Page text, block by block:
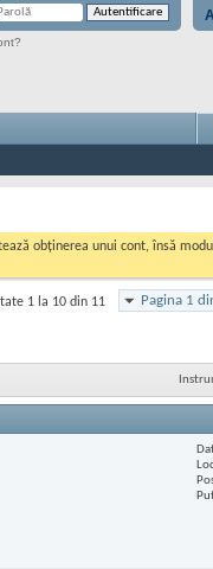
obținerea unui cont, însă
Pagina 1
1 la 10 din 11